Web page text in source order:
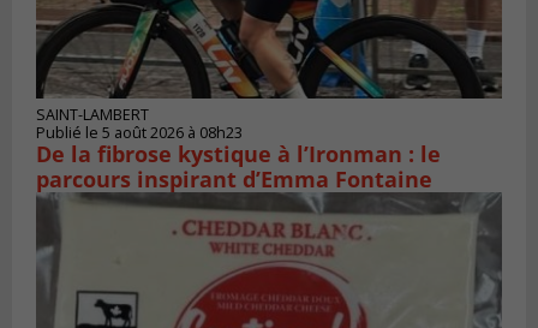
SAINT-LAMBERT
Publié le 5 août 2026 à 08h23
De la fibrose kystique à l’Ironman : le
parcours inspirant d’Emma Fontaine